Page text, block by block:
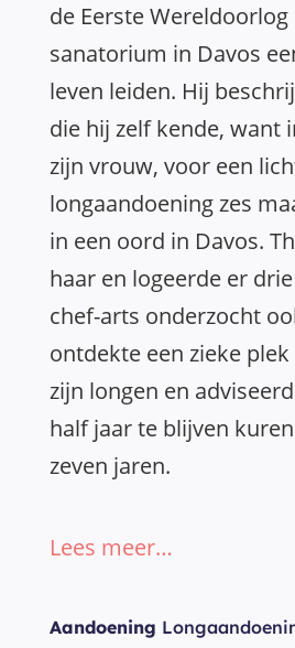
de Eerste Wereldoorlog
sanatorium in Davos
leven leiden. Hij
die hij zelf kende, want
zijn vrouw, voor een
longaandoening zes
in een oord in Davos.
haar en logeerde er
chef-arts onderzocht
ontdekte een zieke
zijn longen en
half jaar te blijven
zeven jaren.
Lees meer…
Aandoening